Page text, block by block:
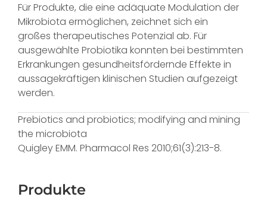
Für Produkte, die eine adäquate Modulation der
Mikrobiota ermöglichen, zeichnet sich ein
großes therapeutisches Potenzial ab. Für
ausgewählte Probiotika konnten bei bestimmten
Erkrankungen gesundheits­fördernde Effekte in
aussagekräftigen klinischen Studien aufgezeigt
werden.
Prebiotics and probiotics; modifying and mining
the microbiota
Quigley EMM. Pharmacol Res 2010;61(3):213-8.
Produkte